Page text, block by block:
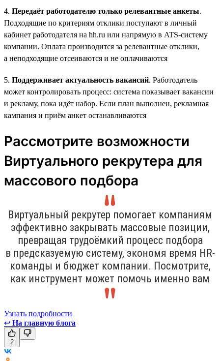
4. Передаёт работодателю только релевантные анкеты.
Подходящие по критериям отклики поступают в личный
кабинет работодателя на hh.ru или напрямую в ATS-систему
компании. Оплата производится за релевантные отклики,
а неподходящие отсеиваются и не оплачиваются
5. Поддерживает актуальность вакансий. Работодатель
может контролировать процесс: система показывает вакансии
и рекламу, пока идёт набор. Если план выполнен, рекламная
кампания и приём анкет останавливаются
Рассмотрите возможности
Виртуального рекрутера для
массового подбора
Виртуальный рекрутер помогает компаниям
эффективно закрывать массовые позиции,
превращая трудоёмкий процесс подбора
в предсказуемую систему, экономя время HR-
команды и бюджет компании. Посмотрите,
как инструмент может помочь именно вам
Узнать подробности
↩ На главную блога
2